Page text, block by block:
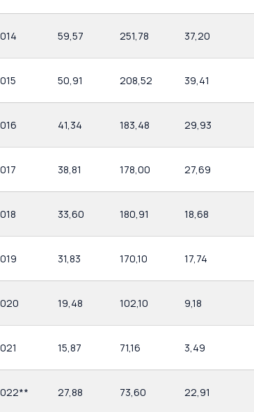
59,57 251,78 37,20
50,91 208,52 39,41
41,34 183,48 29,93
38,81 178,00 27,69
33,60 180,91 18,68
31,83 170,10 17,74
19,48 102,10 9,18
15,87 71,16 3,49
27,88 73,60 22,91